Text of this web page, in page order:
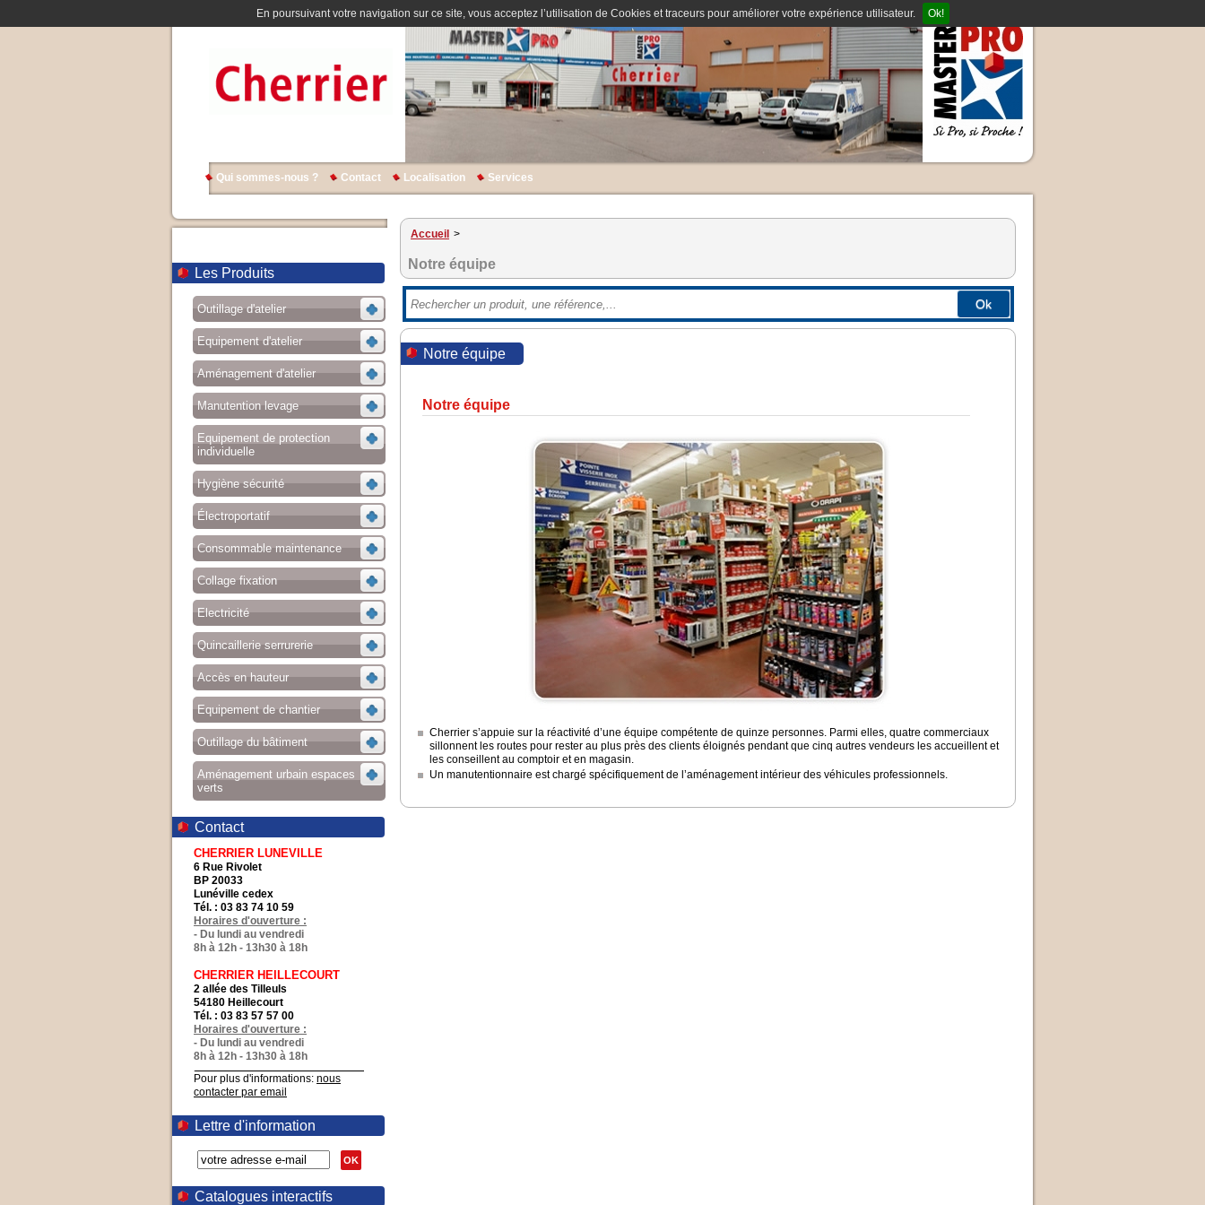
En poursuivant votre navigation sur ce site, vous acceptez l’utilisation de Cookies et traceurs pour améliorer votre expérience utilisateur. Ok!
Qui sommes-nous ? Contact Localisation Services
Les Produits
Outillage d'atelier
Equipement d'atelier
Aménagement d'atelier
Manutention levage
Equipement de protection
individuelle
Hygiène sécurité
Électroportatif
Consommable maintenance
Collage fixation
Electricité
Quincaillerie serrurerie
Accès en hauteur
Equipement de chantier
Outillage du bâtiment
Aménagement urbain espaces
verts
Contact
CHERRIER LUNEVILLE
6 Rue Rivolet
BP 20033
Lunéville cedex
Tél. : 03 83 74 10 59
Horaires d'ouverture :
- Du lundi au vendredi
8h à 12h - 13h30 à 18h
CHERRIER HEILLECOURT
2 allée des Tilleuls
54180 Heillecourt
Tél. : 03 83 57 57 00
Horaires d'ouverture :
- Du lundi au vendredi
8h à 12h - 13h30 à 18h
Pour plus d'informations: nous
contacter par email
Lettre d'information
OK
Catalogues interactifs
Accueil >
Notre équipe
Ok
Notre équipe
Notre équipe
Cherrier s’appuie sur la réactivité d’une équipe compétente de quinze personnes. Parmi elles, quatre commerciaux
sillonnent les routes pour rester au plus près des clients éloignés pendant que cinq autres vendeurs les accueillent et
les conseillent au comptoir et en magasin.
Un manutentionnaire est chargé spécifiquement de l’aménagement intérieur des véhicules professionnels.